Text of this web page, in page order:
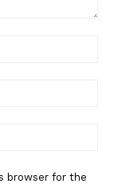
browser for the